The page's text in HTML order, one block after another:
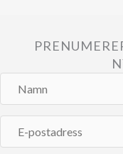
Namn
postadress